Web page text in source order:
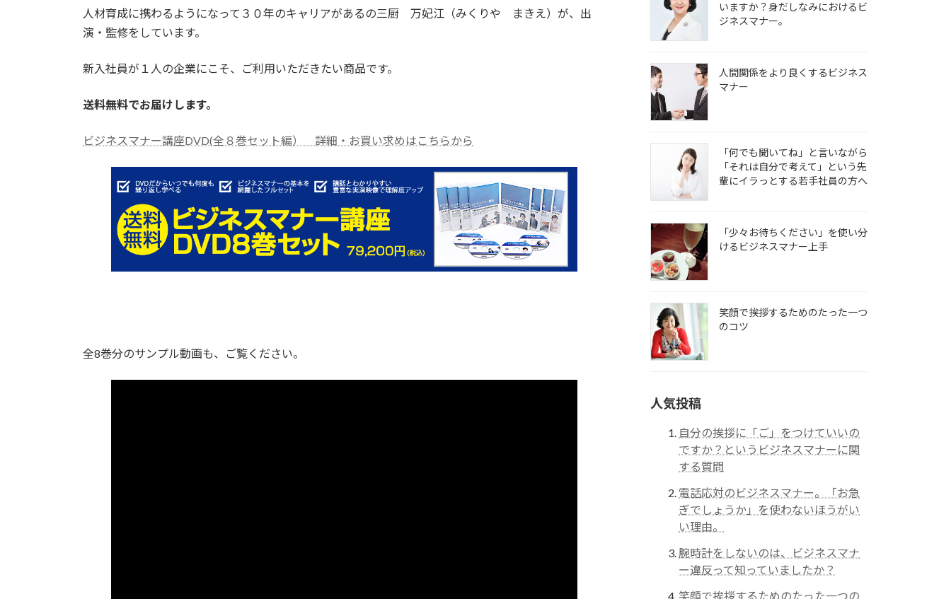
人材育成に携わるようになって３０年のキャリアがあるの三厨 万妃江（みくりや まきえ）が、出
演・監修をしています。
新入社員が１人の企業にこそ、ご利用いただきたい商品です。
送料無料でお届けします。
ビジネスマナー講座DVD(全８巻セット編） 詳細・お買い求めはこちらから
全8巻分のサンプル動画も、ご覧ください。
いますか？身だしなみにおけるビ
ジネスマナー。
人間関係をより良くするビジネス
マナー
「何でも聞いてね」と言いながら
「それは自分で考えて」という先
輩にイラっとする若手社員の方へ
「少々お待ちください」を使い分
けるビジネスマナー上手
笑顔で挨拶するためのたった一つ
のコツ
人気投稿
自分の挨拶に「ご」をつけていいの
ですか？というビジネスマナーに関
する質問
電話応対のビジネスマナー。「お急
ぎでしょうか」を使わないほうがい
い理由。
腕時計をしないのは、ビジネスマナ
ー違反って知っていましたか？
笑顔で挨拶するためのたった一つの